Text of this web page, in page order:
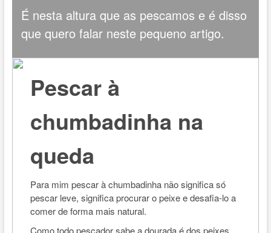
É nesta altura que as pescamos e é disso
que quero falar neste pequeno artigo.
Pescar à
chumbadinha na
queda
Para mim pescar à chumbadinha não significa só
pescar leve, significa procurar o peixe e desafia-lo a
comer de forma mais natural.
Como todo pescador sabe a dourada é dos peixes